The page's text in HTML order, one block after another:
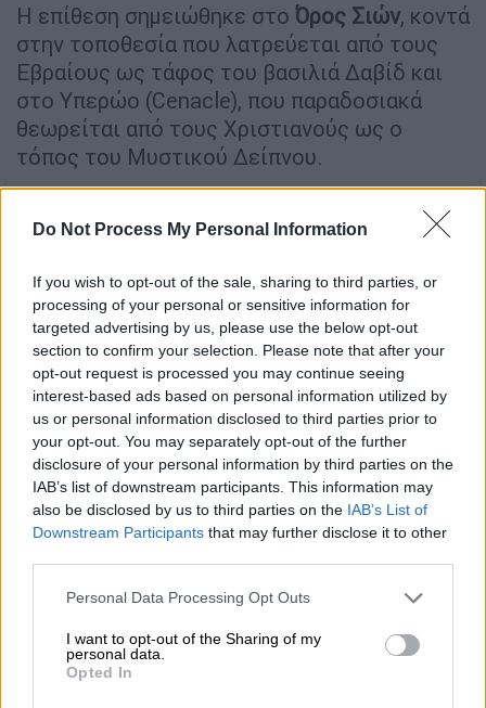
Do Not Process My Personal Information
If you wish to opt-out of the sale, sharing to third parties, or
processing of your personal or sensitive information for
targeted advertising by us, please use the below opt-out
section to confirm your selection. Please note that after your
opt-out request is processed you may continue seeing
interest-based ads based on personal information utilized by
us or personal information disclosed to third parties prior to
your opt-out. You may separately opt-out of the further
disclosure of your personal information by third parties on the
IAB’s list of downstream participants. This information may
also be disclosed by us to third parties on the IAB’s List of
Downstream Participants that may further disclose it to other
Please note that this website/app uses one or more Google
not limited to your visit or usage behaviour. You may click to
grant or deny consent to Google and its third-party tags to
use your data for below specified purposes in below Google
Personal Data Processing Opt Outs
I want to opt-out of the Sharing of my
personal data.
Opted In
Η επίθεση σημειώθηκε στο Όρος Σιών, κοντά
στην τοποθεσία που λατρεύεται από τους
Εβραίους ως τάφος του βασιλιά Δαβίδ και
στο Υπερώο (Cenacle), που παραδοσιακά
θεωρείται από τους Χριστιανούς ως ο
τόπος του Μυστικού Δείπνου.
Οι αντιδράσεις της Γαλλίας και του
Ισραήλ
Το γαλλικό προξενείο καταδίκασε σθεναρά
την επίθεση και δήλωσε στο X: «ΗΓαλλία
ζητάνα προσαχθεί ο δράστης της επίθεσης
στη δικαιοσύνη για αυτή την πράξη και να
αποδοθεί δικαιοσύνη ».
La France condamne fermement
l'agression hier à Jérusalem contre
une religieuse française de
@EBAFJerusalem. Nous souhaitons
suivons de près l'évolution de la
situation. La France appelle à ce que
l'auteur de…